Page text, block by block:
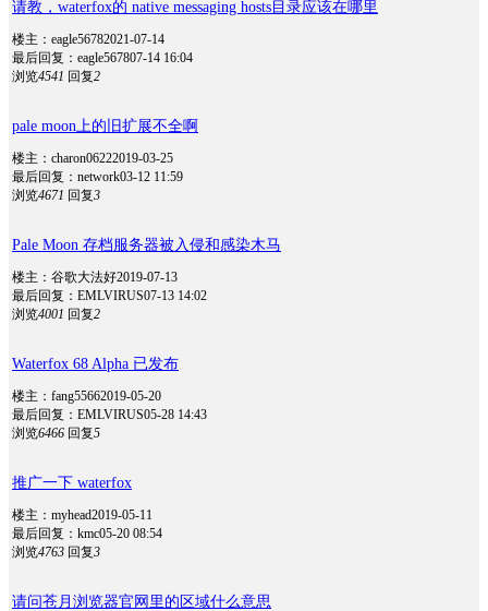
请教，waterfox的 native messaging hosts目录应该在哪里
楼主：eagle56782021-07-14
最后回复：eagle567807-14 16:04
浏览4541 回复2
pale moon上的旧扩展不全啊
楼主：charon06222019-03-25
最后回复：network03-12 11:59
浏览4671 回复3
Pale Moon 存档服务器被入侵和感染木马
楼主：谷歌大法好2019-07-13
最后回复：EMLVIRUS07-13 14:02
浏览4001 回复2
Waterfox 68 Alpha 已发布
楼主：fang55662019-05-20
最后回复：EMLVIRUS05-28 14:43
浏览6466 回复5
推广一下 waterfox
楼主：myhead2019-05-11
最后回复：kmc05-20 08:54
浏览4763 回复3
请问苍月浏览器官网里的区域什么意思